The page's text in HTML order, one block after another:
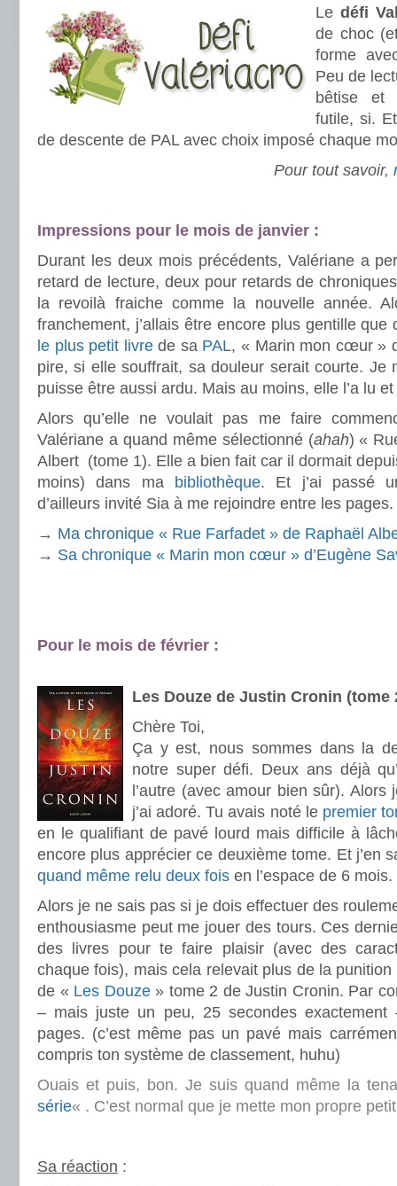
Le défi
de choc
forme
Peu de
bêtise et
futile, si.
de descente de PAL avec choix imposé chaque
Pour tout savoir,
Impressions pour le mois de janvier :
Durant les deux mois précédents, Valériane a
retard de lecture, deux pour retards de
la revoilà fraiche comme la nouvelle année.
franchement, j’allais être encore plus gentille que
le plus petit livrede sa PAL, « Marin mon cœur »
pire, si elle souffrait, sa douleur serait courte. Je
puisse être aussi ardu. Mais au moins, elle l’a lu
Alors qu’elle ne voulait pas me faire
Valériane a quand même sélectionné (ahah) «
Albert (tome 1). Elle a bien fait car il dormait
moins) dans ma
bibliothèque. Et j’ai passé
d’ailleurs invité Sia à me rejoindre entre les pages.
→ Ma chronique « Rue Farfadet » de Raphaël
→ Sa chronique « Marin mon cœur » d’Eugène
Pour le mois de février :
Les Douze de Justin Cronin (tome
Chère Toi,
Ça y est, nous sommes dans la
notre superdéfi. Deux ans déjà
l’autre (avec amour bien sûr).
j’ai adoré. Tu avais noté le premier
en le qualifiant de pavé lourd mais difficile à
encore plus apprécier ce deuxième tome. Et j’en
quand même relu deux fois en l’espace de 6 mois.
Alors je ne sais pas si je dois effectuer des
enthousiasme peut me jouer des tours. Ces
des livres pour te faire plaisir (avec des
chaque fois), mais cela relevait plus de la punition
de « Les Douze» tome 2 de Justin Cronin. Par
– mais juste un peu, 25 secondes
pages. (c’est même pas un pavé mais
compris ton système de classement, huhu)
Ouais et puis, bon. Je suis quand même la
série« . C’est normal que je mette mon propre
Sa réaction :